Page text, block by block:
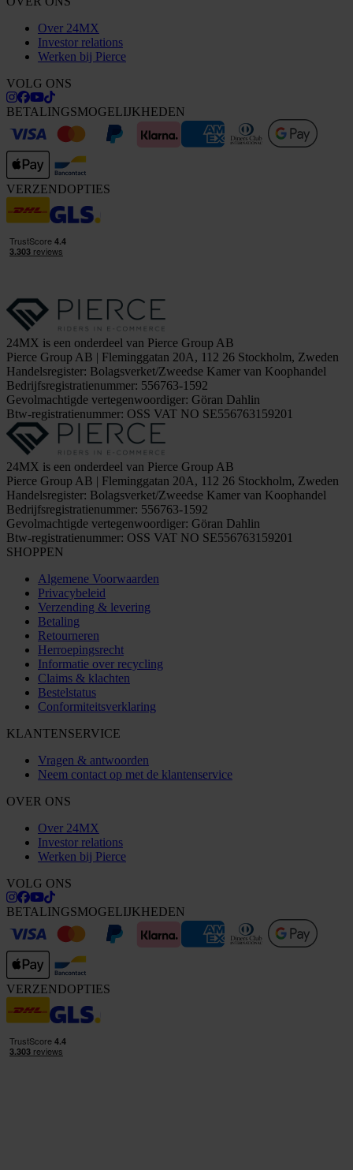
Over 24MX
Investor relations
Werken bij Pierce
VOLG ONS
BETALINGSMOGELIJKHEDEN
VERZENDOPTIES
24MX is een onderdeel van Pierce Group AB
Pierce Group AB | Fleminggatan 20A, 112 26 Stockholm, Zweden
Handelsregister: Bolagsverket/Zweedse Kamer van Koophandel
Bedrijfsregistratienummer: 556763-1592
Gevolmachtigde vertegenwoordiger: Göran Dahlin
Btw-registratienummer: OSS VAT NO SE556763159201
24MX is een onderdeel van Pierce Group AB
Pierce Group AB | Fleminggatan 20A, 112 26 Stockholm, Zweden
Handelsregister: Bolagsverket/Zweedse Kamer van Koophandel
Bedrijfsregistratienummer: 556763-1592
Gevolmachtigde vertegenwoordiger: Göran Dahlin
Btw-registratienummer: OSS VAT NO SE556763159201
SHOPPEN
Algemene Voorwaarden
Privacybeleid
Verzending & levering
Betaling
Retourneren
Herroepingsrecht
Informatie over recycling
Claims & klachten
Bestelstatus
Conformiteitsverklaring
KLANTENSERVICE
Vragen & antwoorden
Neem contact op met de klantenservice
OVER ONS
Over 24MX
Investor relations
Werken bij Pierce
VOLG ONS
BETALINGSMOGELIJKHEDEN
VERZENDOPTIES